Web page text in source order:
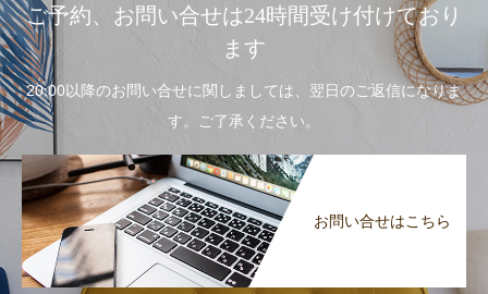
ご予約、お問い合せは24時間受け付けており
ます
20:00以降のお問い合せに関しましては、翌日のご返信になりま
す。ご了承ください。
お問い合せはこちら